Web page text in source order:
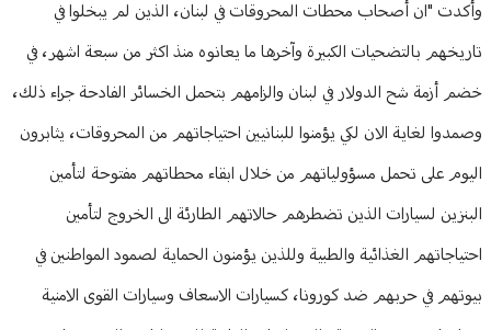
وأكدت "ان أصحاب محطات المحروقات في لبنان، الذين لم يبخلوا في
تاريخهم بالتضحيات الكبيرة وآخرها ما يعانوه منذ اكثر من سبعة اشهر، في
خضم أزمة شح الدولار في لبنان والزامهم بتحمل الخسائر الفادحة جراء ذلك،
وصمدوا لغاية الان لكي يؤمنوا للبنانيين احتياجاتهم من المحروقات، يثابرون
اليوم على تحمل مسؤولياتهم من خلال ابقاء محطاتهم مفتوحة لتأمين
البنزين لسيارات الذين تضطرهم حالاتهم الطارئة الى الخروج لتأمين
احتياجاتهم الغذائية والطبية وللذين يؤمنون الحماية لصمود المواطنين في
بيوتهم في حربهم ضد كورونا، كسيارات الاسعاف وسيارات القوى الامنية